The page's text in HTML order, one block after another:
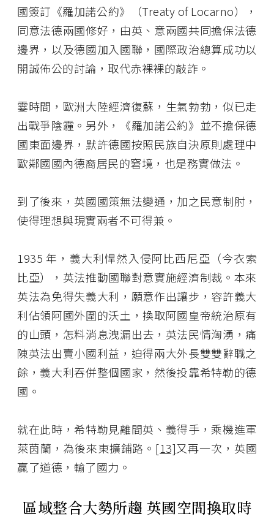
國簽訂《羅加諾公約》（Treaty of Locarno），
同意法德兩國修好，由英、意兩國共同擔保法德
邊界，以及德國加入國聯，國際政治總算成功以
開誠佈公的討論，取代赤裸裸的敲詐。
霎時間，歐洲大陸經濟復蘇，生氣勃勃，似已走
出戰爭陰霾。另外，《羅加諾公約》並不擔保德
國東面邊界，默許德國按照民族自決原則處理中
歐鄰國國內德裔居民的窘境，也是務實做法。
到了後來，英國國策無法變通，加之民意制肘，
使得理想與現實兩者不可得兼。
1935 年，義大利悍然入侵阿比西尼亞（今衣索
比亞），英法推動國聯對意實施經濟制裁。本來
英法為免得失義大利，願意作出讓步，容許義大
利佔領阿國外圍的沃土，換取阿國皇帝統治原有
的山頭，怎料消息洩漏出去，英法民情洶湧，痛
陳英法出賣小國利益，迫得兩大外長雙雙辭職之
餘，義大利吞併整個國家，然後投靠希特勒的德
國。
就在此時，希特勒見離間英、義得手，乘機進軍
萊茵蘭，為後來東擴鋪路。 [13]又再一次，英國
贏了道德，輸了國力。
區域整合大勢所趨 英國空間換取時